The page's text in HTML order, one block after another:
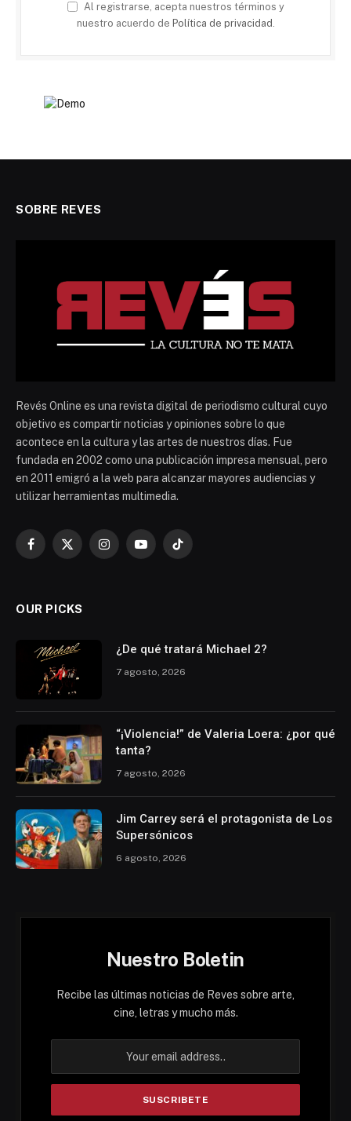
Al registrarse, acepta nuestros términos y
nuestro acuerdo de Política de privacidad .
SOBRE REVES
Revés Online es una revista digital de periodismo cultural cuyo
objetivo es compartir noticias y opiniones sobre lo que
acontece en la cultura y las artes de nuestros días. Fue
fundada en 2002 como una publicación impresa mensual, pero
en 2011 emigró a la web para alcanzar mayores audiencias y
utilizar herramientas multimedia.
Facebook
X
InstagramYouTubeTikTok
OUR PICKS
¿De qué tratará Michael 2?
7 agosto, 2026
“¡Violencia!” de Valeria Loera: ¿por qué
tanta?
7 agosto, 2026
Jim Carrey será el protagonista de Los
Supersónicos
6 agosto, 2026
Nuestro Boletin
Recibe las últimas noticias de Reves sobre arte,
cine, letras y mucho más.